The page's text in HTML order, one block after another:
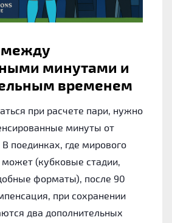
между
минутами и
временем
при расчете пари, нужно
минуты от
поединках, где мирового
может (кубковые стадии,
форматы), после 90
при сохранении
два дополнительных